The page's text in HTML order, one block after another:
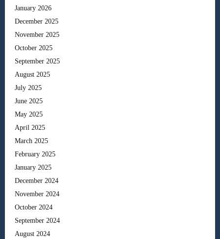
January 2026
December 2025
November 2025
October 2025
September 2025
August 2025
July 2025
June 2025
May 2025
April 2025
March 2025
February 2025
January 2025
December 2024
November 2024
October 2024
September 2024
August 2024